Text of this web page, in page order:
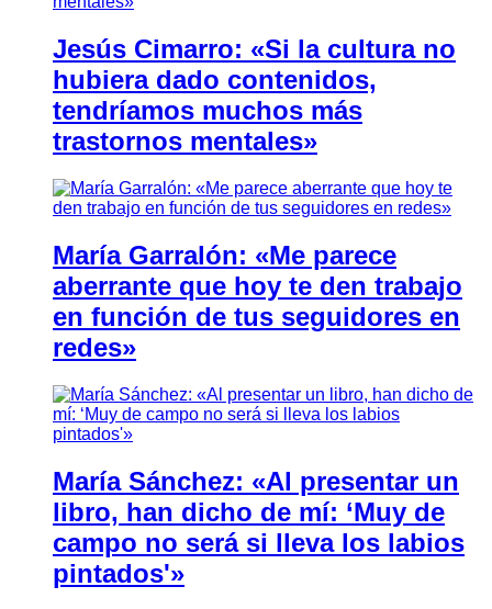
Jesús Cimarro: «Si la cultura no
hubiera dado contenidos,
tendríamos muchos más
trastornos mentales»
María Garralón: «Me parece
aberrante que hoy te den trabajo
en función de tus seguidores en
redes»
María Sánchez: «Al presentar un
libro, han dicho de mí: ‘Muy de
campo no será si lleva los labios
pintados'»